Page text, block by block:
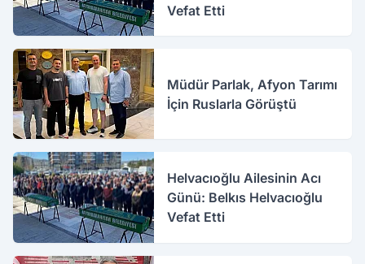
Vefat Etti
Müdür Parlak, Afyon Tarımı
İçin Ruslarla Görüştü
Helvacıoğlu Ailesinin Acı
Günü: Belkıs Helvacıoğlu
Vefat Etti